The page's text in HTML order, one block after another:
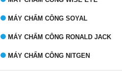
MÁY CHẤM CÔNG SOYAL
MÁY CHẤM CÔNG RONALD JACK
MÁY CHẤM CÔNG NITGEN